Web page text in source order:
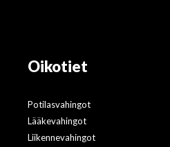
Oikotiet
Potilasvahingot
Lääkevahingot
Liikennevahingot